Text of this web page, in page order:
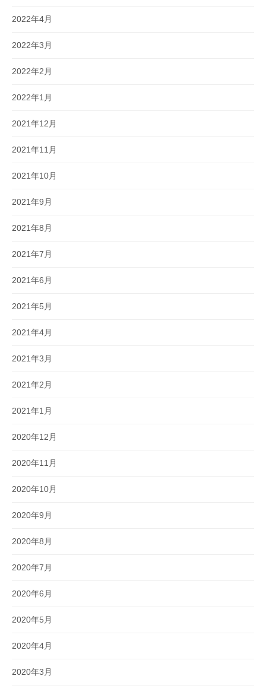
2022年4月
2022年3月
2022年2月
2022年1月
2021年12月
2021年11月
2021年10月
2021年9月
2021年8月
2021年7月
2021年6月
2021年5月
2021年4月
2021年3月
2021年2月
2021年1月
2020年12月
2020年11月
2020年10月
2020年9月
2020年8月
2020年7月
2020年6月
2020年5月
2020年4月
2020年3月